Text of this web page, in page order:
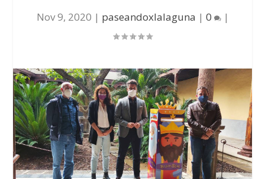
Nov 9, 2020 | paseandoxlalaguna | 0 |